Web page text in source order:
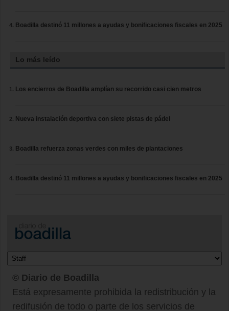
Boadilla destinó 11 millones a ayudas y bonificaciones fiscales en 2025
Lo más leído
Los encierros de Boadilla amplían su recorrido casi cien metros
Nueva instalación deportiva con siete pistas de pádel
Boadilla refuerza zonas verdes con miles de plantaciones
Boadilla destinó 11 millones a ayudas y bonificaciones fiscales en 2025
© Diario de Boadilla
Está expresamente prohibida la redistribución y la
redifusión de todo o parte de los servicios de